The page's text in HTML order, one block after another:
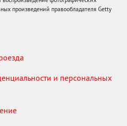
произведений правообладателя Getty
и персональных